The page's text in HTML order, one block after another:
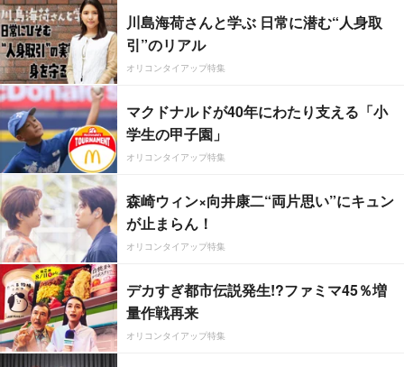
川島海荷さんと学ぶ 日常に潜む“人身取
引”のリアル
オリコンタイアップ特集
マクドナルドが40年にわたり支える「小
学生の甲子園」
オリコンタイアップ特集
森崎ウィン×向井康二“両片思い”にキュン
が止まらん！
オリコンタイアップ特集
デカすぎ都市伝説発生!?ファミマ45％増
量作戦再来
オリコンタイアップ特集